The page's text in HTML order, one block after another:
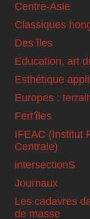
Centre-Asie
Classiques
Des îles
Education, art
Esthétique
Europes :
Fert'îles
IFEAC (Institut
Centrale)
intersectionS
Journaux
Les cadavres
de masse